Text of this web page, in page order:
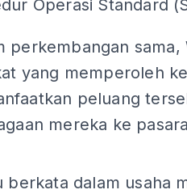
Operasi Standard
perkembangan sama,
yang memperoleh
peluang
mereka ke
berkata dalam usaha